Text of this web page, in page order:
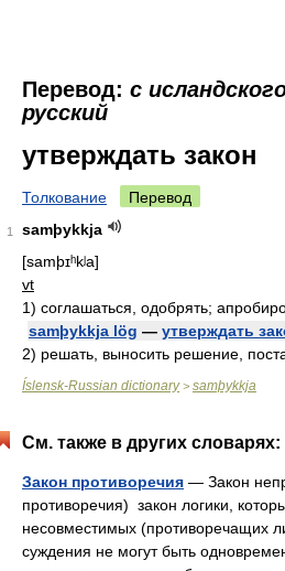
Перевод: с
русский
утверждать закон
Толкование Перевод
1
samþykkja
[samþɪʰkʲa]
vt
1) соглашаться, одобрять;
samþykkja lög — утверждать
2) решать, выносить решение,
Íslensk-Russian dictionary> samþykkja
См. также в других словарях:
Закон противоречия — Закон
противоречия) закон логики,
несовместимых (противоречащих
суждения не могут быть